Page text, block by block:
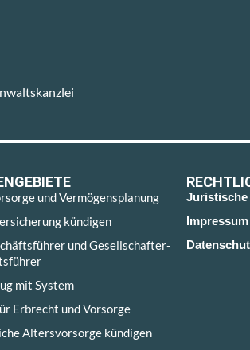
und Vermögensplanung
kündigen
und Gesellschafter-
mit System
Erbrecht und Vorsorge
Altersvorsorge kündigen
Impressum